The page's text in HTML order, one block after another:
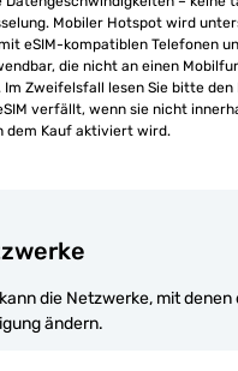
Mobiler Hotspot wird
eSIM-kompatiblen Telefonen
die nicht an einen
Im Zweifelsfall lesen Sie bitte den
verfällt, wenn sie nicht
dem Kauf aktiviert wird.
die Netzwerke, mit denen
ändern.